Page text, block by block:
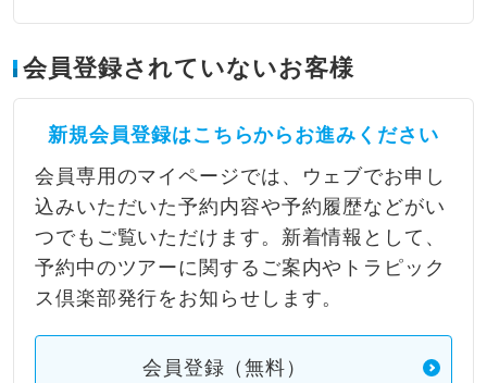
会員登録されていないお客様
新規会員登録はこちらからお進みください
会員専用のマイページでは、ウェブでお申し
込みいただいた予約内容や予約履歴などがい
つでもご覧いただけます。新着情報として、
予約中のツアーに関するご案内やトラピック
ス倶楽部発行をお知らせします。
会員登録（無料）